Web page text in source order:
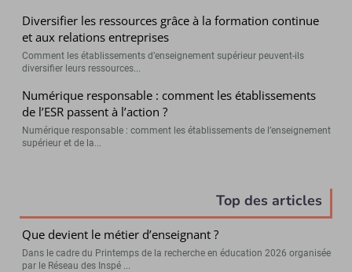
Diversifier les ressources grâce à la formation continue
et aux relations entreprises
Comment les établissements d’enseignement supérieur peuvent-ils
diversifier leurs ressources...
Numérique responsable : comment les établissements
de l’ESR passent à l’action ?
Numérique responsable : comment les établissements de l’enseignement
supérieur et de la...
Top des articles
Que devient le métier d’enseignant ?
Dans le cadre du Printemps de la recherche en éducation 2026 organisée
par le Réseau des Inspé ...